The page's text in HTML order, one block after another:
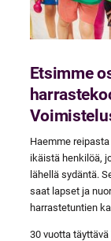
Etsimme
Haemme
ikäistä henkilöä,
lähellä sydäntä.
saat lapset ja
harrastetuntien
30 vuotta